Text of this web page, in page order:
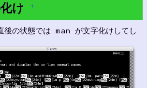
け †
後の状態では man が文字化けしてし